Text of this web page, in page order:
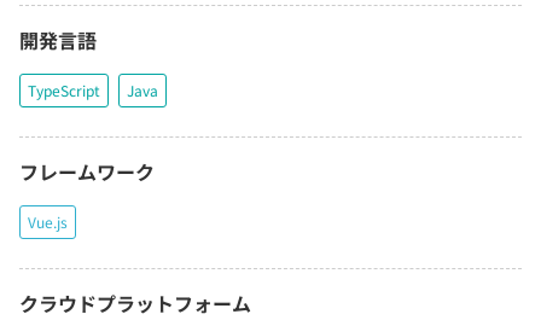
開発言語
TypeScript Java
フレームワーク
Vue.js
クラウドプラットフォーム